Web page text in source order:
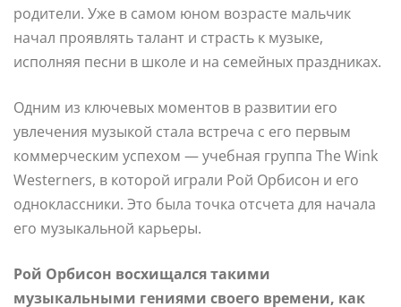
родители. Уже в самом юном возрасте мальчик
начал проявлять талант и страсть к музыке,
исполняя песни в школе и на семейных праздниках.
Одним из ключевых моментов в развитии его
увлечения музыкой стала встреча с его первым
коммерческим успехом — учебная группа The Wink
Westerners, в которой играли Рой Орбисон и его
одноклассники. Это была точка отсчета для начала
его музыкальной карьеры.
Рой Орбисон восхищался такими
музыкальными гениями своего времени, как